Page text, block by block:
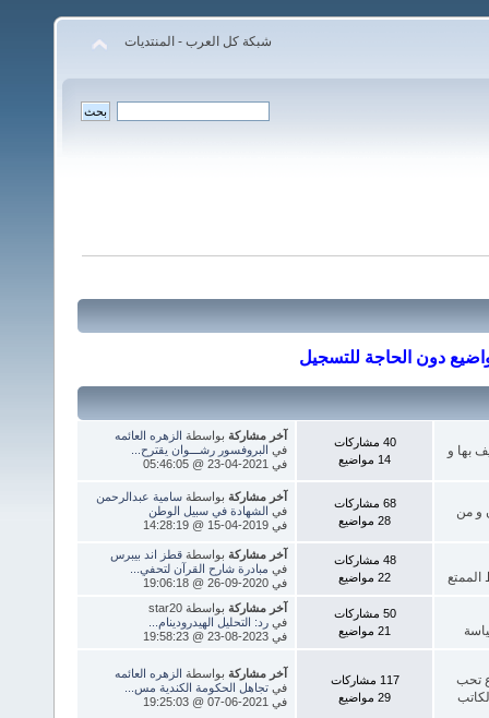
شبكة كل العرب - المنتديات
دون الحاجة للتسجيل
بها و
40 مشاركات
14 مواضيع
آخر مشاركة بواسطة الزهره العائمه
في البروفسور رشـــوان يقترح...
في 2021-04-23 @ 05:46:05
و من
68 مشاركات
28 مواضيع
آخر مشاركة بواسطةسامية عبدالرحمن
في الشهادة في سبيل الوطن
في 2019-04-15 @ 14:28:19
الممتع
48 مشاركات
22 مواضيع
آخر مشاركة بواسطةقطز اند بيبرس
في مبادرة شارح القرآن لتحفي...
في 2020-09-26 @ 19:06:18
50 مشاركات
21 مواضيع
آخر مشاركة بواسطة star20
فيرد: التحليل الهيدرودينام...
في 2023-08-23 @ 19:58:23
تحب
117 مشاركات
29 مواضيع
آخر مشاركة بواسطة الزهره العائمه
فيتجاهل الحكومة الكندية مس...
في 2021-06-07 @ 19:25:03